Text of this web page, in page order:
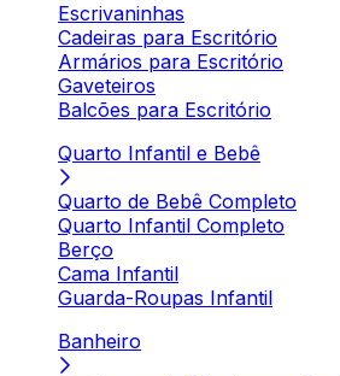
Escrivaninhas
Cadeiras para Escritório
Armários para Escritório
Gaveteiros
Balcões para Escritório
Quarto Infantil e Bebê
Quarto de Bebê Completo
Quarto Infantil Completo
Berço
Cama Infantil
Guarda-Roupas Infantil
Banheiro